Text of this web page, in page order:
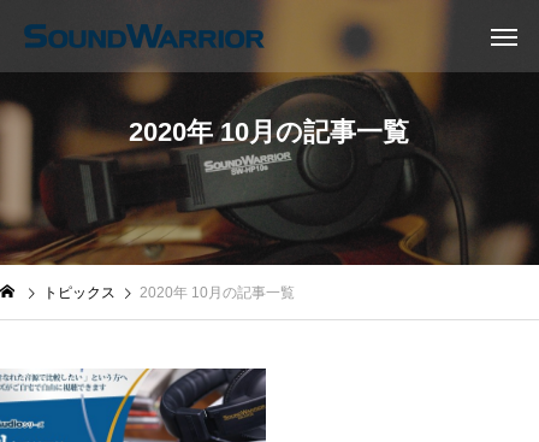
2020年 10月の記事一覧
トピックス 2020年 10月の記事一覧